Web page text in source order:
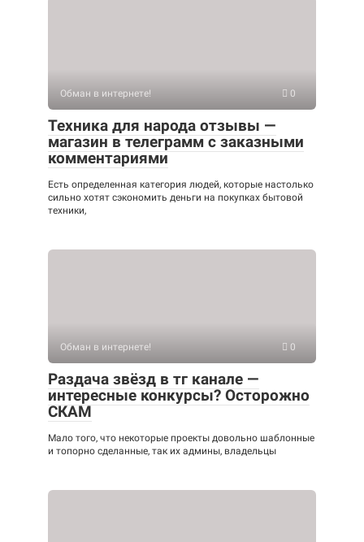
Обман в интернете! 0
Техника для народа отзывы —
магазин в телеграмм с заказными
комментариями
Есть определенная категория людей, которые настолько
сильно хотят сэкономить деньги на покупках бытовой
техники,
Обман в интернете! 0
Раздача звёзд в тг канале —
интересные конкурсы? Осторожно
СКАМ
Мало того, что некоторые проекты довольно шаблонные
и топорно сделанные, так их админы, владельцы